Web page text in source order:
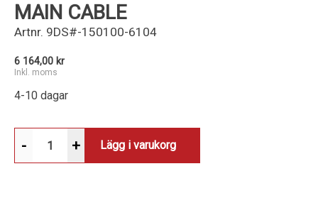
MAIN CABLE
Artnr. 9DS#-150100-6104
6 164,00 kr
Inkl. moms
4-10 dagar
- + Lägg i varukorg